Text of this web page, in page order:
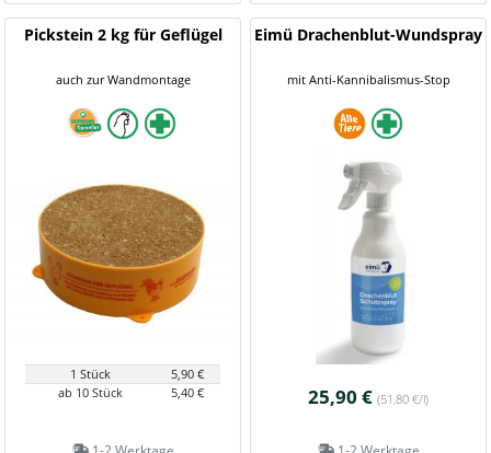
Pickstein 2 kg für Geflügel
auch zur Wandmontage
1 Stück
5,90 €
ab 10 Stück
5,40 €
Eimü Drachenblut-Wundspray
mit Anti-Kannibalismus-Stop
25,90 € (51,80 €/l)